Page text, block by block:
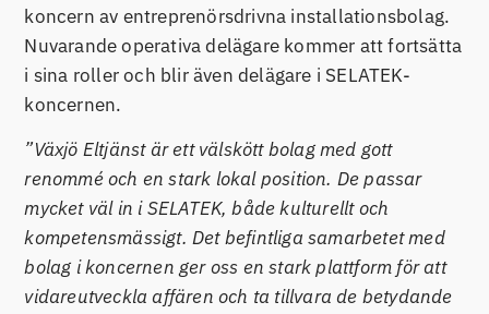
koncern av entreprenörsdrivna installationsbolag.
Nuvarande operativa delägare kommer att fortsätta
i sina roller och blir även delägare i SELATEK-
koncernen.
”Växjö Eltjänst är ett välskött bolag med gott
renommé och en stark lokal position. De passar
mycket väl in i SELATEK, både kulturellt och
kompetensmässigt. Det befintliga samarbetet med
bolag i koncernen ger oss en stark plattform för att
vidareutveckla affären och ta tillvara de betydande